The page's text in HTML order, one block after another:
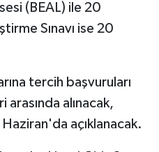
(BEAL) ile 20
Sınavı ise 20
tercih başvuruları
alınacak,
açıklanacak.